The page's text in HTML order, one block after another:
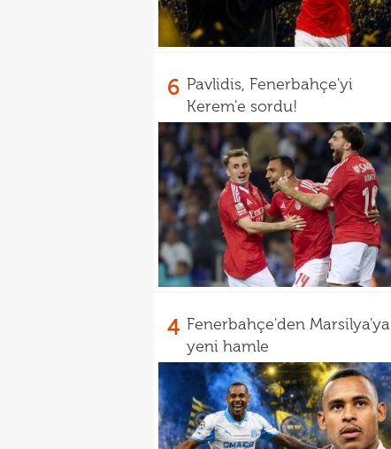
6 Pavlidis, Fenerbahçe'yi
Kerem'e sordu!
4 Fenerbahçe'den Marsilya'ya
yeni hamle